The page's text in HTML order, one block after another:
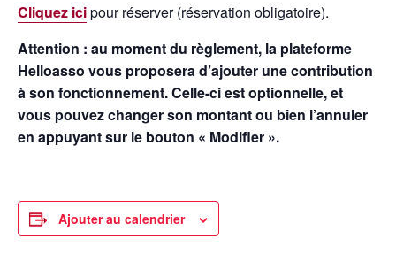
Cliquez icipour réserver (réservation obligatoire).
Attention : au moment du règlement, la plateforme
Helloasso vous proposera d’ajouter une contribution
à son fonctionnement. Celle-ci est optionnelle, et
vous pouvez changer son montant ou bien l’annuler
en appuyant sur le bouton « Modifier ».
Ajouter au calendrier